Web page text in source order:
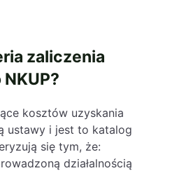
zaliczenia
kosztów uzyskania
ustawy i jest to katalog
się tym, że:
działalnością